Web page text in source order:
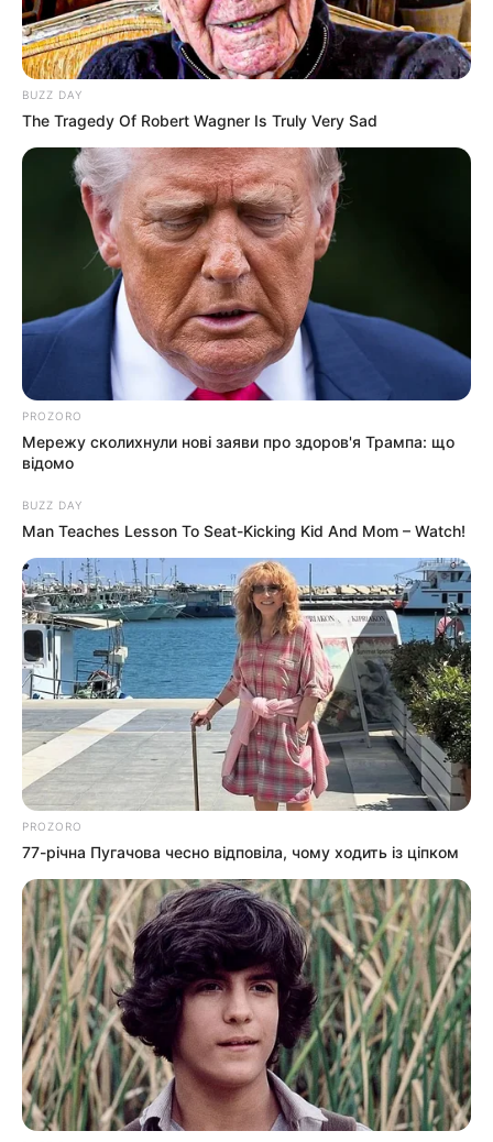
Робочий день розпочався із приємної зустрічі, –
повідомив голова Закарпатської ОВА Мирослав
Білецький. – Привітав в ОВА волонтерів, які
передали автомобіль для потреб військових. За
кілька днів вирушаємо до наших захисників на
передову, тому готуємо для них все необхідне.
Цей пікап, переобладнаний для роботи з пристроями
Серед волонтерів – Сергій Дербак, пластичний
реконструктивний хірург, котрий після початку
повномасштабного вторгнення релокував свою
клініку з Києва разом із 10 фахівцями в Ужгород.
Спеціалізується на реконструктивній мікрохірургії і
безкоштовно надає допомогу військовим після
поранень.
BUZZ DAY
The Tragedy Of Robert Wagner Is Truly Very Sad
PROZORO
Мережу сколихнули нові заяви про здоров'я Трампа: що
відомо
BUZZ DAY
Man Teaches Lesson To Seat-Kicking Kid And Mom – Watch!
PROZORO
77-річна Пугачова чесно відповіла, чому ходить із ціпком